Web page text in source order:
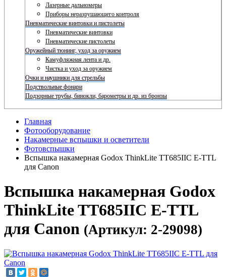
Лазерные дальномеры
Приборы неразрушающего контроля
Пневматические винтовки и пистолеты
Пневматические винтовки
Пневматические пистолеты
Оружейный тюнинг, уход за оружием
Камуфляжная лента и др.
Чистка и уход за оружием
Очки и наушники для стрельбы
Подствольные фонари
Подзорные трубы, бинокли, барометры и др. из бронзы
Главная
Фотооборудование
Накамерные вспышки и осветители
Фотовспышки
Вспышка накамерная Godox ThinkLite TT685IIC E-TTL
для Canon
Вспышка накамерная Godox
ThinkLite TT685IIC E-TTL
для Canon (Артикул: 2-29098)